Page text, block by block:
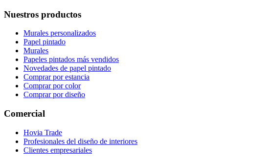
Nuestros productos
Murales personalizados
Papel pintado
Murales
Papeles pintados más vendidos
Novedades de papel pintado
Comprar por estancia
Comprar por color
Comprar por diseño
Comercial
Hovia Trade
Profesionales del diseño de interiores
Clientes empresariales